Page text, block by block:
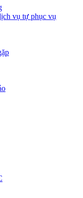
vụ tự phục vụ